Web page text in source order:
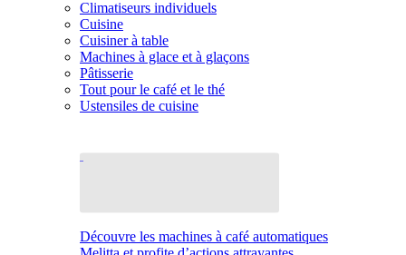
Climatiseurs individuels
Cuisine
Cuisiner à table
Machines à glace et à glaçons
Pâtisserie
Tout pour le café et le thé
Ustensiles de cuisine
Découvre les machines à café automatiques